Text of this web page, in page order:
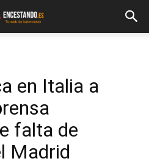
en Italia a
falta de
Madrid